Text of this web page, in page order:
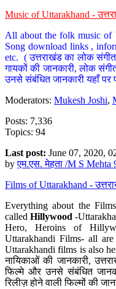
Music of Uttarakhand -
All about the folk music of
Song download links ,
etc. ( उत्तराखंड का लोक
गायकों की जानकारी, लोक
उनसे संबंधित जानकारी यहाँ
Moderators: Mukesh Joshi,
Posts: 7,336
Topics: 94
Last post: June 07, 2020,
byएम.एस. मेहता /M S Mehta
Films of Uttarakhand -
Everything about the
calledHillywood-
Hero, Heroins of
Uttarakhandi Films- all
Uttarakhandi films is also
नायिकाओं की जानकारी,
फिल्मे और उनसे संबंधित
रिलीज़ होने वाली फिल्मों की